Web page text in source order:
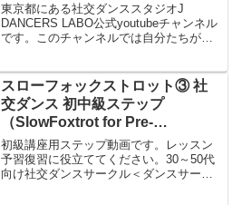
東京都にある社交ダンススタジオJ
DANCERS LABO公式youtubeチャンネル
です。このチャンネルでは自分たちが海
たばかりの方学連競技ダンス・アマチュ
ア競技会な...
スローフォックストロット③ 社
交ダンス 初中級ステップ
（SlowFoxtrot for Pre-
Intermediate）
初級講座用ステップ動画です。レッスン
予習復習に役立ててください。30～50代
向け社交ダンスサークル＜ダンスサーク